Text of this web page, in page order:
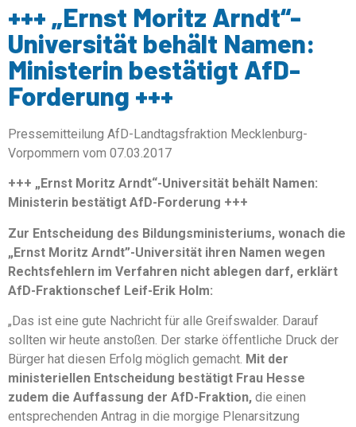
+++ „Ernst Moritz Arndt“-
Universität behält Namen:
Ministerin bestätigt AfD-
Forderung +++
Pressemitteilung AfD-Landtagsfraktion Mecklenburg-
Vorpommern vom 07.03.2017
+++ „Ernst Moritz Arndt“-Universität behält Namen:
Ministerin bestätigt AfD-Forderung +++
Zur Entscheidung des Bildungsministeriums, wonach die
„Ernst Moritz Arndt”-Universität ihren Namen wegen
Rechtsfehlern im Verfahren nicht ablegen darf, erklärt
AfD-Fraktionschef Leif-Erik Holm:
„Das ist eine gute Nachricht für alle Greifswalder. Darauf
sollten wir heute anstoßen. Der starke öffentliche Druck der
Bürger hat diesen Erfolg möglich gemacht. Mit der
ministeriellen Entscheidung bestätigt Frau Hesse
zudem die Auffassung der AfD-Fraktion, die einen
entsprechenden Antrag in die morgige Plenarsitzung